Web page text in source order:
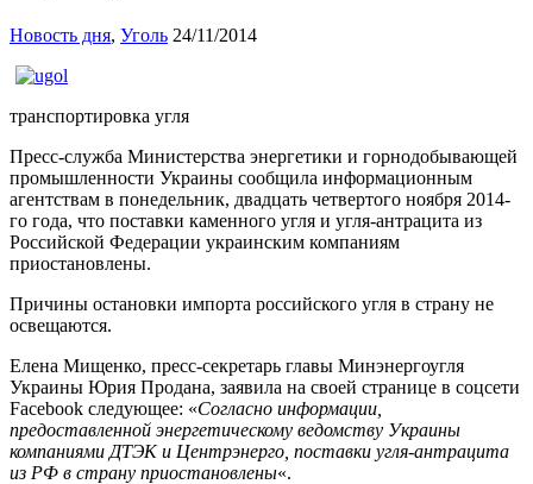
Новость дня, Уголь 24/11/2014
транспортировка угля
Пресс-служба Министерства энергетики и горнодобывающей
промышленности Украины сообщила информационным
агентствам в понедельник, двадцать четвертого ноября 2014-
го года, что поставки каменного угля и угля-антрацита из
Российской Федерации украинским компаниям
приостановлены.
Причины остановки импорта российского угля в страну не
освещаются.
Елена Мищенко, пресс-секретарь главы Минэнергоугля
Украины Юрия Продана, заявила на своей странице в соцсети
Facebook следующее: «Согласно информации,
предоставленной энергетическому ведомству Украины
компаниями ДТЭК и Центрэнерго, поставки угля-антрацита
из РФ в страну приостановлены«.